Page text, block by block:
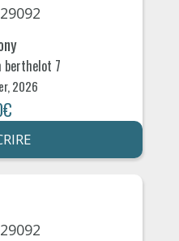
berthelot 7
2026